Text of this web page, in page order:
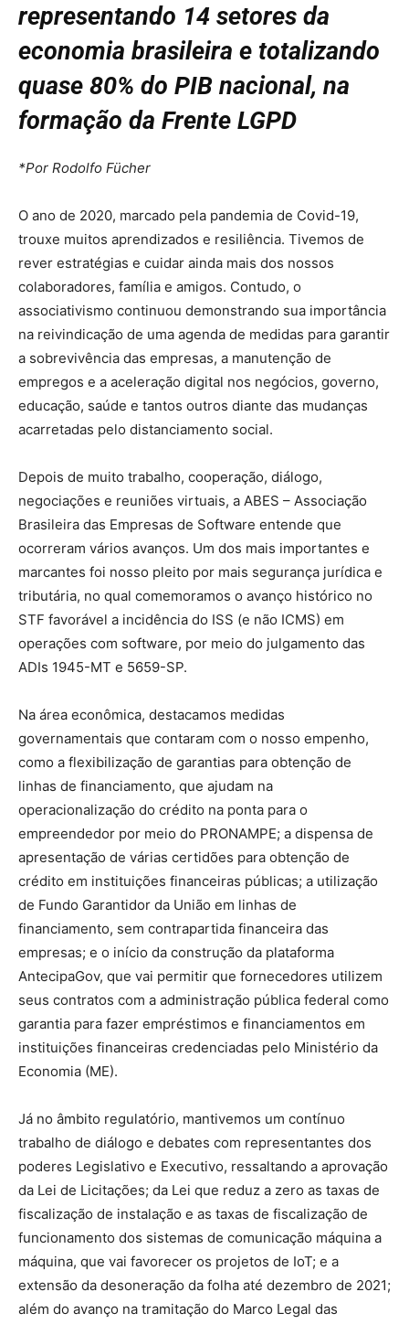
representando 14 setores da
economia brasileira e totalizando
quase 80% do PIB nacional, na
formação da Frente LGPD
*Por Rodolfo Fücher
O ano de 2020, marcado pela pandemia de Covid-19,
trouxe muitos aprendizados e resiliência. Tivemos de
rever estratégias e cuidar ainda mais dos nossos
colaboradores, família e amigos. Contudo, o
associativismo continuou demonstrando sua importância
na reivindicação de uma agenda de medidas para garantir
a sobrevivência das empresas, a manutenção de
empregos e a aceleração digital nos negócios, governo,
educação, saúde e tantos outros diante das mudanças
acarretadas pelo distanciamento social.
Depois de muito trabalho, cooperação, diálogo,
negociações e reuniões virtuais, a ABES – Associação
Brasileira das Empresas de Software entende que
ocorreram vários avanços. Um dos mais importantes e
marcantes foi nosso pleito por mais segurança jurídica e
tributária, no qual comemoramos o avanço histórico no
STF favorável a incidência do ISS (e não ICMS) em
operações com software, por meio do julgamento das
ADIs 1945-MT e 5659-SP.
Na área econômica, destacamos medidas
governamentais que contaram com o nosso empenho,
como a flexibilização de garantias para obtenção de
linhas de financiamento, que ajudam na
operacionalização do crédito na ponta para o
empreendedor por meio do PRONAMPE; a dispensa de
apresentação de várias certidões para obtenção de
crédito em instituições financeiras públicas; a utilização
de Fundo Garantidor da União em linhas de
financiamento, sem contrapartida financeira das
empresas; e o início da construção da plataforma
AntecipaGov, que vai permitir que fornecedores utilizem
seus contratos com a administração pública federal como
garantia para fazer empréstimos e financiamentos em
instituições financeiras credenciadas pelo Ministério da
Economia (ME).
Já no âmbito regulatório, mantivemos um contínuo
trabalho de diálogo e debates com representantes dos
poderes Legislativo e Executivo, ressaltando a aprovação
da Lei de Licitações; da Lei que reduz a zero as taxas de
fiscalização de instalação e as taxas de fiscalização de
funcionamento dos sistemas de comunicação máquina a
máquina, que vai favorecer os projetos de IoT; e a
extensão da desoneração da folha até dezembro de 2021;
além do avanço na tramitação do Marco Legal das